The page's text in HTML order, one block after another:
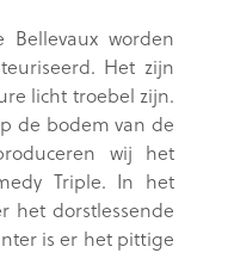
worden
Het zijn
licht troebel zijn.
de bodem van de
wij het
Triple. In het
het dorstlessende
is er het pittige